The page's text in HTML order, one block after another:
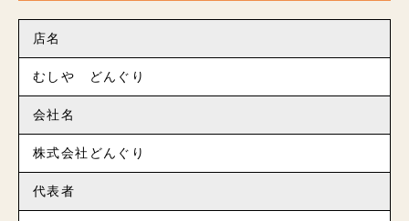
店名
むしや どんぐり
会社名
株式会社どんぐり
代表者